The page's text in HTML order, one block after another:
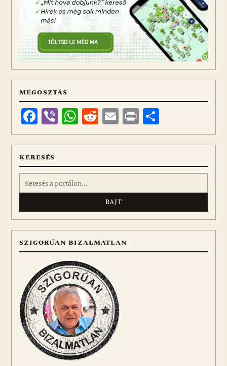
MEGOSZTÁS
Facebook
ViberWhatsApp
Reddit
Email
Print
meg
KERESÉS
Keresés:
SZIGORÚAN BIZALMATLAN